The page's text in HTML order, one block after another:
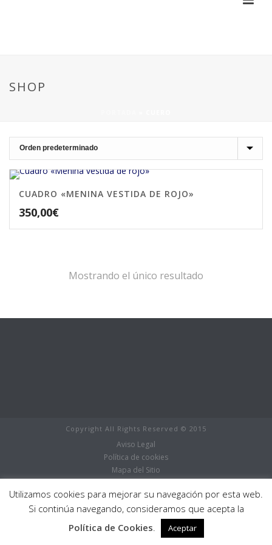
SHOP
CUADRO «MENINA VESTIDA DE ROJO»
350,00€
Mostrando el único resultado
Copyright All Rights Reserved © 2015
Aviso Legal
Política de cookies
Mapa del Sitio
Store
0
Utilizamos cookies para mejorar su navegación por esta web.
Si continúa navegando, consideramos que acepta la
Política de Cookies. Aceptar